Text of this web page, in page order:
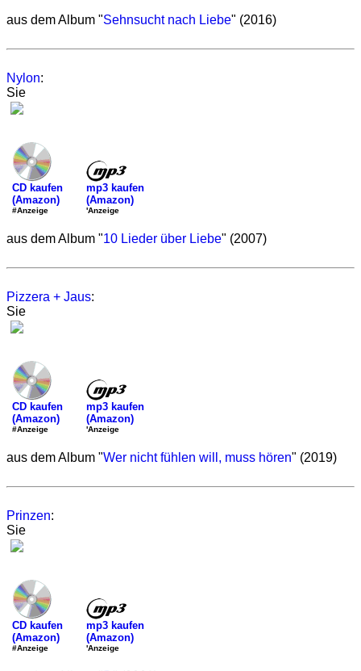
aus dem Album "Sehnsucht nach Liebe" (2016)
Nylon:
Sie
CD kaufen
(Amazon)
#Anzeige
mp3 kaufen
(Amazon)
'Anzeige
aus dem Album "10 Lieder über Liebe" (2007)
Pizzera + Jaus:
Sie
CD kaufen
(Amazon)
#Anzeige
mp3 kaufen
(Amazon)
'Anzeige
aus dem Album "Wer nicht fühlen will, muss hören" (2019)
Prinzen:
Sie
CD kaufen
(Amazon)
#Anzeige
mp3 kaufen
(Amazon)
'Anzeige